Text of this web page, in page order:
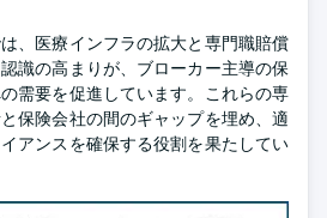
、医療インフラの拡大と専門職賠償
識の高まりが、ブローカー主導の保
需要を促進しています。これらの専
保険会社の間のギャップを埋め、適
アンスを確保する役割を果たしてい